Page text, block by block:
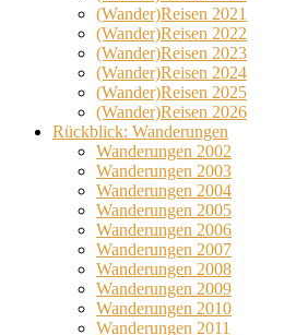
(Wander)Reisen 2021
(Wander)Reisen 2022
(Wander)Reisen 2023
(Wander)Reisen 2024
(Wander)Reisen 2025
(Wander)Reisen 2026
Rückblick: Wanderungen
Wanderungen 2002
Wanderungen 2003
Wanderungen 2004
Wanderungen 2005
Wanderungen 2006
Wanderungen 2007
Wanderungen 2008
Wanderungen 2009
Wanderungen 2010
Wanderungen 2011